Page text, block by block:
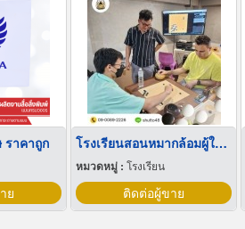
ราคาถูก
ย
โรงเรียนสอนหมากล้อมผู้ใหญ่
หมวดหมู่ : โรงเรียน
ติดต่อผู้ขาย